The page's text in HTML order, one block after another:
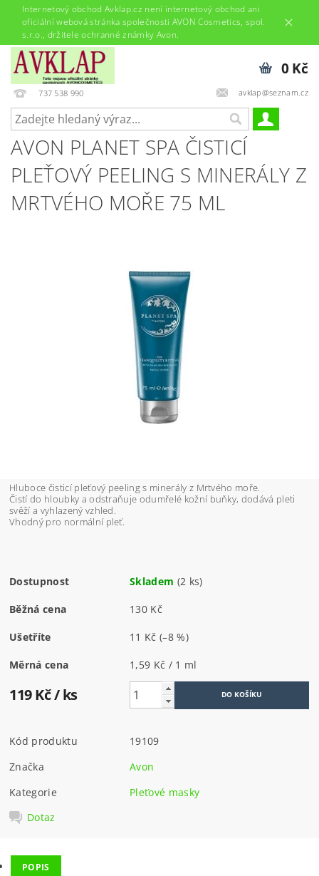
Internetový obchod Avklap.cz není internetový obchod ani
oficiální webová stránka společnosti AVON Cosmetics, spol.
s.r.o., držitele ochranné známky Avon.
737 538 990 avklap@seznam.cz
0 Kč
AVON PLANET SPA ČISTICÍ
PLEŤOVÝ PEELING S MINERÁLY Z
MRTVÉHO MOŘE 75 ML
Hluboce čisticí pleťový peeling s minerály z Mrtvého moře.
Čistí do hloubky a odstraňuje odumřelé kožní buňky, dodává pleti
svěží a vyhlazený vzhled.
Vhodný pro normální pleť.
Dostupnost Skladem (2 ks)
Běžná cena 130 Kč
Ušetříte 11 Kč(–8 %)
Měrná cena 1,59 Kč / 1 ml
119 Kč/ ks
Kód produktu
19109
Značka
Avon
Kategorie
Pleťové masky
Dotaz
POPIS